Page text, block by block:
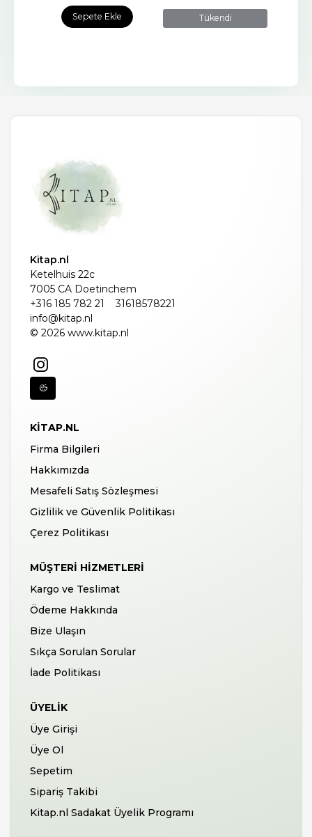
Sepete Ekle Tükendi
Kitap.nl
Ketelhuis 22c
7005 CA Doetinchem
+316 185 782 21
31618578221
info@kitap.nl
© 2026 www.kitap.nl
KITAP.NL
Firma Bilgileri
Hakkımızda
Mesafeli Satış Sözleşmesi
Gizlilik ve Güvenlik Politikası
Çerez Politikası
MÜŞTERI HIZMETLERI
Kargo ve Teslimat
Ödeme Hakkında
Bize Ulaşın
Sıkça Sorulan Sorular
İade Politikası
ÜYELIK
Üye Girişi
Üye Ol
Sepetim
Sipariş Takibi
Kitap.nl Sadakat Üyelik Programı